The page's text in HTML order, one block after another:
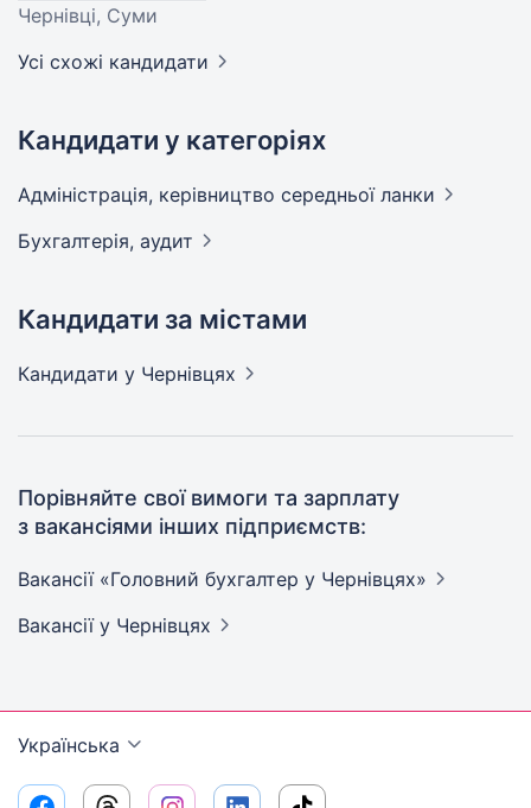
Чернівці, Суми
Усі схожі кандидати
Кандидати у категоріях
Адмiнiстрацiя, керівництво середньої ланки
Бухгалтерія, аудит
Кандидати за містами
Кандидати у Чернівцях
Порівняйте свої вимоги та зарплату
з вакансіями інших підприємств:
Вакансії «Головний бухгалтер у Чернівцях»
Вакансії у Чернівцях
Українська